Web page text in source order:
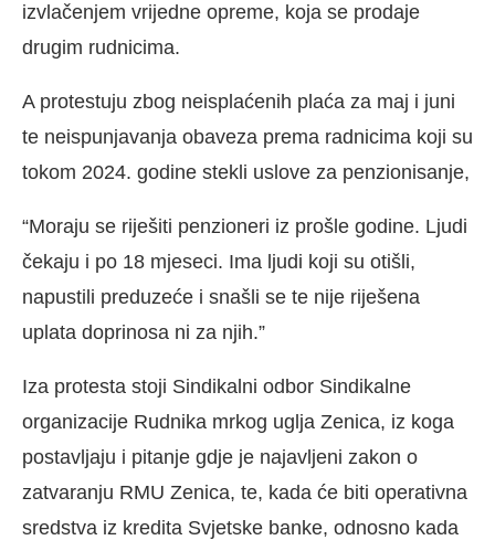
izvlačenjem vrijedne opreme, koja se prodaje
drugim rudnicima.
A protestuju zbog neisplaćenih plaća za maj i juni
te neispunjavanja obaveza prema radnicima koji su
tokom 2024. godine stekli uslove za penzionisanje,
“Moraju se riješiti penzioneri iz prošle godine. Ljudi
čekaju i po 18 mjeseci. Ima ljudi koji su otišli,
napustili preduzeće i snašli se te nije riješena
uplata doprinosa ni za njih.”
Iza protesta stoji Sindikalni odbor Sindikalne
organizacije Rudnika mrkog uglja Zenica, iz koga
postavljaju i pitanje gdje je najavljeni zakon o
zatvaranju RMU Zenica, te, kada će biti operativna
sredstva iz kredita Svjetske banke, odnosno kada